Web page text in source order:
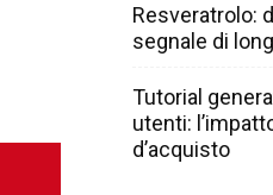
Resveratrolo:
segnale di
Tutorial
utenti:
d’acquisto